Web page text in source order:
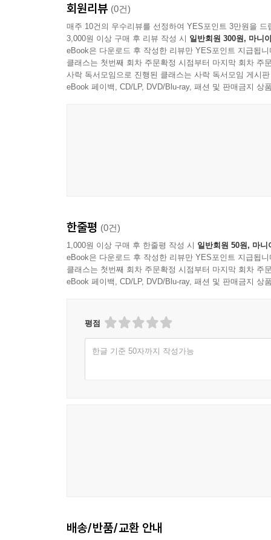
회원리뷰 (0건)
매주 10건의 우수리뷰를 선정하여 YES포인트 3만원을 드
3,000원 이상 구매 후 리뷰 작성 시 일반회원 300원, 마니
eBook은 다운로드 후 작성한 리뷰만 YES포인트 지급됩니
클래스는 첫번째 회차 주문확정 시점부터 마지막 회차 주
사락 독서모임으로 진행된 클래스는 사락 독서모임 게시
eBook 페이백, CD/LP, DVD/Blu-ray, 패션 및 판매금지 상
한줄평 (0건)
1,000원 이상 구매 후 한줄평 작성 시 일반회원 50원, 마니
eBook은 다운로드 후 작성한 리뷰만 YES포인트 지급됩니
클래스는 첫번째 회차 주문확정 시점부터 마지막 회차 주
eBook 페이백, CD/LP, DVD/Blu-ray, 패션 및 판매금지 상
평점
한글 기준 50자까지 작성가능
배송/반품/교환 안내